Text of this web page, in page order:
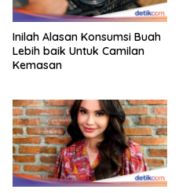
Inilah Alasan Konsumsi Buah
Lebih baik Untuk Camilan
Kemasan